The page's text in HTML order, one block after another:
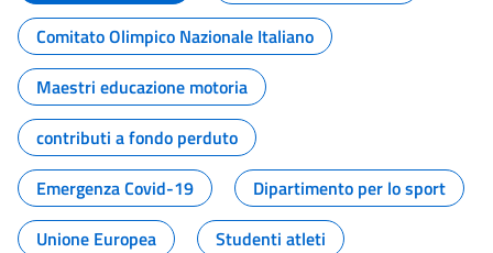
Comitato Olimpico Nazionale Italiano
Maestri educazione motoria
contributi a fondo perduto
Emergenza Covid-19
Dipartimento per lo sport
Unione Europea
Studenti atleti